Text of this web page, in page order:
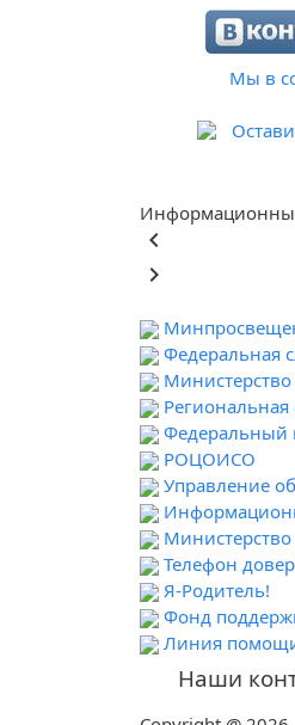
Мы в
keyboard_arrow_left
keyboard_arrow_right
Федеральная
Федеральный
РОЦОИСО
Управление
Телефон
Я-Родитель!
Фонд
Линия
Наши